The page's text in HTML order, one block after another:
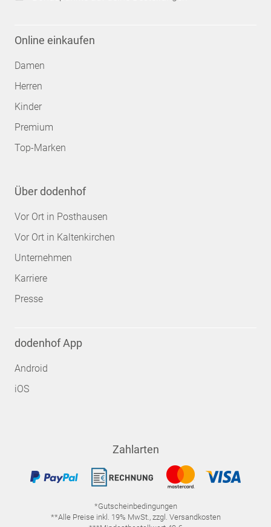
Online einkaufen
Damen
Herren
Kinder
Premium
Top-Marken
Über dodenhof
Vor Ort in Posthausen
Vor Ort in Kaltenkirchen
Unternehmen
Karriere
Presse
dodenhof App
Android
iOS
Zahlarten
*Gutscheinbedingungen
**Alle Preise inkl. 19% MwSt., zzgl. Versandkosten